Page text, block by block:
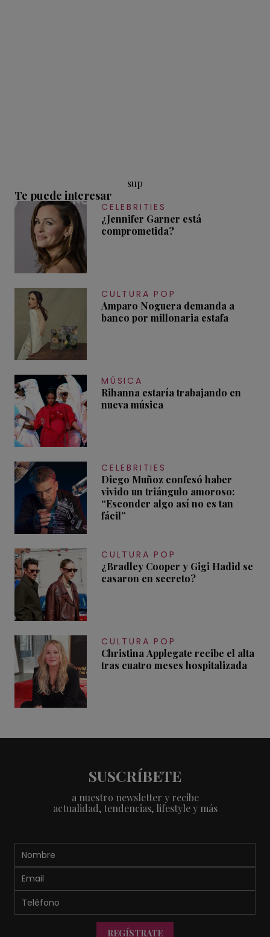
sup
Te puede interesar
CELEBRITIES
¿Jennifer Garner está
comprometida?
CULTURA POP
Amparo Noguera demanda a
banco por millonaria estafa
MÚSICA
Rihanna estaría trabajando en
nueva música
CELEBRITIES
Diego Muñoz confesó haber
vivido un triángulo amoroso:
“Esconder algo así no es tan
fácil”
CULTURA POP
¿Bradley Cooper y Gigi Hadid se
casaron en secreto?
CULTURA POP
Christina Applegate recibe el alta
tras cuatro meses hospitalizada
SUSCRÍBETE
a nuestro newsletter y recibe
actualidad, tendencias, lifestyle y más
REGÍSTRATE